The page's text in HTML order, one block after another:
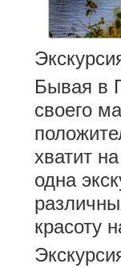
Бывая в
своего
хватит
одна
красоту